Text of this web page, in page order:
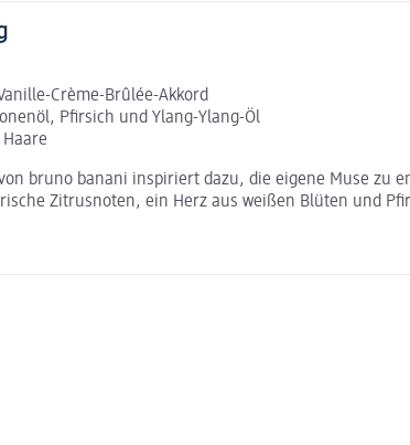
Crème-Brûlée-Akkord
Pfirsich und Ylang-Ylang-Öl
von bruno banani inspiriert dazu, die eigene Muse
Zitrusnoten, ein Herz aus weißen Blüten und